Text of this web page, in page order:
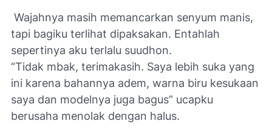
Wajahnya masih memancarkan senyum manis,
tapi bagiku terlihat dipaksakan. Entahlah
sepertinya aku terlalu suudhon.
“Tidak mbak, terimakasih. Saya lebih suka yang
ini karena bahannya adem, warna biru kesukaan
saya dan modelnya juga bagus” ucapku
berusaha menolak dengan halus.